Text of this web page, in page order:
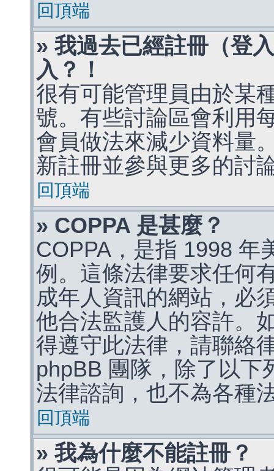
回頂端
» 我過去已經註冊（登
入？！
很有可能管理員由於某
號。有些討論區會利用
會員做法來減少資料量
新註冊並參與更多的討
回頂端
» COPPA 是甚麼？
COPPA，是指 1998 年
例。這條法律要求任何
成年人資訊的網站，必
他合法監護人的容許。
得遵守此法律，請聯絡
phpBB 團隊，除了以下
法律諮詢，也不為各種
回頂端
» 我為什麼不能註冊？